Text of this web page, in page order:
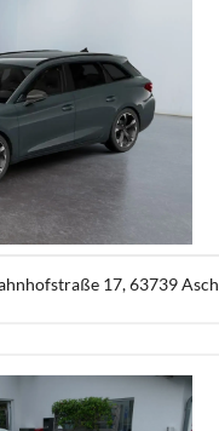
17,63739